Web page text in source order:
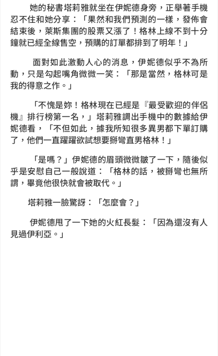
她的秘書塔莉雅就坐在伊妮德身旁，正舉著手機
忍不住和她分享：「果然和我們預測的一樣，發佈會
結束後，萊斯集團的股票又漲了！格林上線不到十分
鐘就已經全線售空，預購的訂單都排到了明年！」
面對如此激動人心的消息，伊妮德似乎不為所
動，只是勾起嘴角微微一笑：「那是當然，格林可是
我的得意之作。」
「不愧是妳！格林現在已經是『最受歡迎的伴侶
機』排行榜第一名，」塔莉雅調出手機中的數據給伊
妮德看，「不但如此，據我所知很多異男都下單訂購
了，他們一直躍躍欲試想要掰彎直男格林！」
「是嗎？」伊妮德的眉頭微微皺了一下，隨後似
乎是安慰自己一般說道：「格林的話，被掰彎也無所
謂，畢竟他很快就會被取代。」
塔莉雅一臉驚訝：「怎麼會？」
伊妮德甩了一下她的火紅長髮：「因為還沒有人
見過伊利亞。」